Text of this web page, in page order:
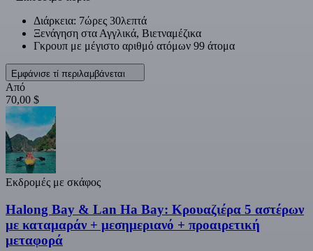
Διάρκεια: 7ώρες 30λεπτά
Ξενάγηση στα Αγγλικά, Βιετναμέζικα
Γκρουπ με μέγιστο αριθμό ατόμων 99 άτομα
Εμφάνισε τί περιλαμβάνεται
Από
70,00 $
Εκδρομές με σκάφος
Halong Bay & Lan Ha Bay: Κρουαζιέρα 5 αστέρων
με καταμαράν + μεσημεριανό + προαιρετική
μεταφορά